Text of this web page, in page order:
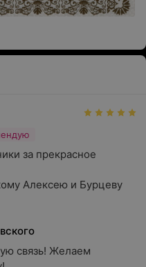
за прекрасное
Алексею и Бурцеву
связь! Желаем